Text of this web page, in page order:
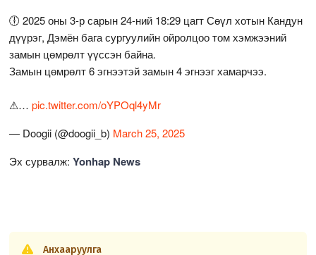
🕕 2025 оны 3-р сарын 24-ний 18:29 цагт Сөүл хотын Кандун
дүүрэг, Дэмён бага сургуулийн ойролцоо том хэмжээний
замын цөмрөлт үүссэн байна.
Замын цөмрөлт 6 эгнээтэй замын 4 эгнээг хамарчээ.
⚠…pic.twitter.com/oYPOql4yMr
— Doogii (@doogii_b) March 25, 2025
Эх сурвалж:Yonhap News
Анхааруулга